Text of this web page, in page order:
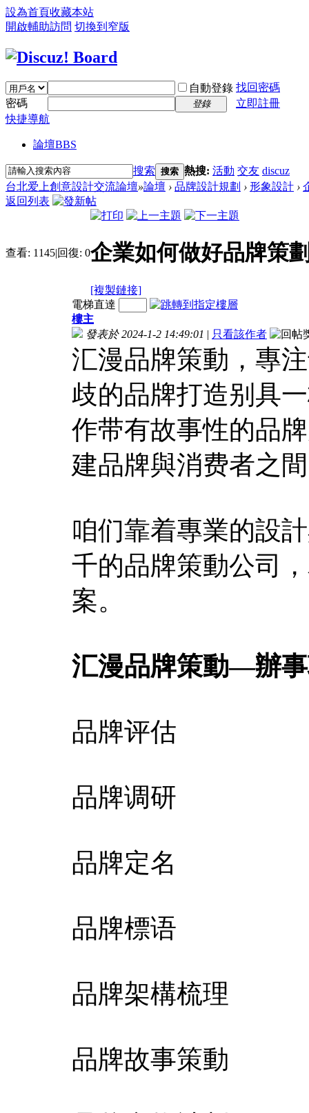
設為首頁收藏本站
開啟輔助訪問 切換到窄版
自動登錄 找回密碼
密碼
登錄
立即註冊
快捷導航
論壇BBS
搜索 搜索 熱搜: 活動 交友 discuz
台北爱上創意設計交流論壇»論壇 › 品牌設計規劃 › 形象設計 ›
返回列表
查看: 1145|回復: 0企業如何做好品牌策
[複製鏈接]
電梯直達
樓主
發表於 2024-1-2 14:49:01 | 只看該作者
汇漫品牌策動，專
歧的品牌打造别具
作带有故事性的品
建品牌與消费者之
咱们靠着專業的設
千的品牌策動公司
案。
汇漫品牌策動—辦
品牌评估 视
品牌调研 品
品牌定名 產
品牌標语 企
品牌架構梳理
品牌故事策動